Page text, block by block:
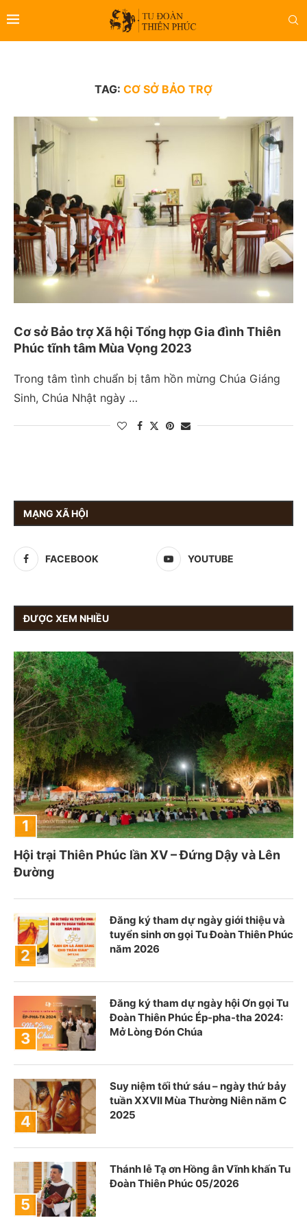
TAG: CƠ SỞ BẢO TRỢ
Cơ sở Bảo trợ Xã hội Tổng hợp Gia đình Thiên
Phúc tĩnh tâm Mùa Vọng 2023
Trong tâm tình chuẩn bị tâm hồn mừng Chúa Giáng
Sinh, Chúa Nhật ngày …
MẠNG XÃ HỘI
FACEBOOK YOUTUBE
ĐƯỢC XEM NHIỀU
Hội trại Thiên Phúc lần XV – Đứng Dậy và Lên
Đường
Đăng ký tham dự ngày giới thiệu và
tuyển sinh ơn gọi Tu Đoàn Thiên Phúc
năm 2026
Đăng ký tham dự ngày hội Ơn gọi Tu
Đoàn Thiên Phúc Ép-pha-tha 2024:
Mở Lòng Đón Chúa
Suy niệm tối thứ sáu – ngày thứ bảy
tuần XXVII Mùa Thường Niên năm C
2025
Thánh lễ Tạ ơn Hồng ân Vĩnh khấn Tu
Đoàn Thiên Phúc 05/2026